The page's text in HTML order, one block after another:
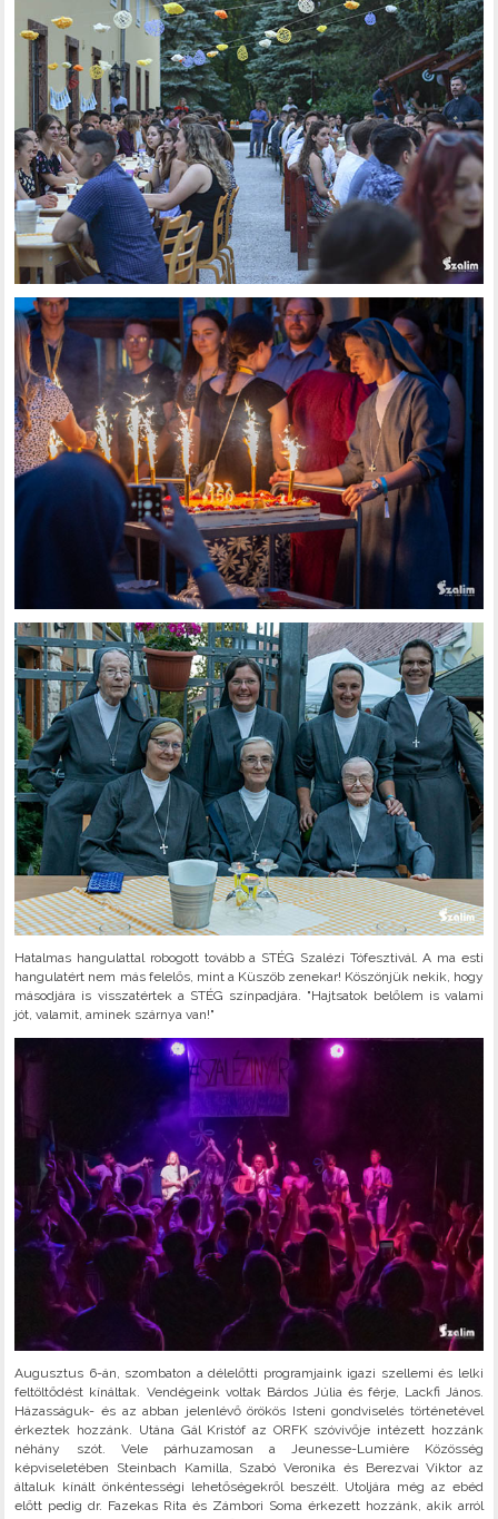
Hatalmas hangulattal robogott tovább a STÉG Szalézi Tófesztivál. A ma esti
hangulatért nem más felelős, mint a Küszöb zenekar! Köszönjük nekik, hogy
másodjára is visszatértek a STÉG színpadjára. "Hajtsatok belőlem is valami
jót, valamit, aminek szárnya van!"
Augusztus 6-án, szombaton a délelőtti programjaink igazi szellemi és lelki
feltöltődést kínáltak. Vendégeink voltak Bárdos Júlia és férje, Lackfi János.
Házasságuk- és az abban jelenlévő örökös Isteni gondviselés történetével
érkeztek hozzánk. Utána Gál Kristóf az ORFK szóvivője intézett hozzánk
néhány szót. Vele párhuzamosan a Jeunesse-Lumière Közösség
képviseletében Steinbach Kamilla, Szabó Veronika és Berezvai Viktor az
általuk kínált önkéntességi lehetőségekről beszélt. Utoljára még az ebéd
előtt pedig dr. Fazekas Rita és Zámbori Soma érkezett hozzánk, akik arról